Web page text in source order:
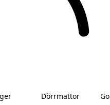
Dörrmattor